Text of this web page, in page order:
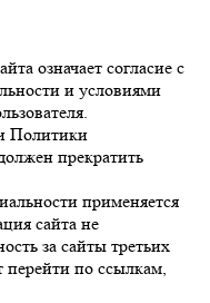
означает согласие с
и условиями
Политики
прекратить
применяется
сайта не
за сайты третьих
перейти по ссылкам,